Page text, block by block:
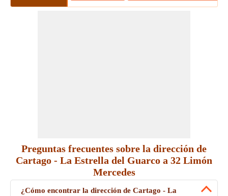
Preguntas frecuentes sobre la dirección de
Cartago - La Estrella del Guarco a 32 Limón
Mercedes
¿Cómo encontrar la dirección de Cartago - La